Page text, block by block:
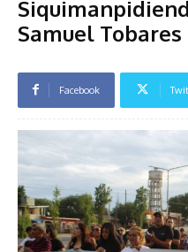
Samuel Tobares
Facebook